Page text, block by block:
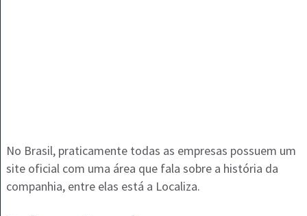
No Brasil, praticamente todas as empresas possuem um
site oficial com uma área que fala sobre a história da
companhia, entre elas está a Localiza.